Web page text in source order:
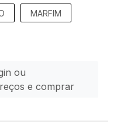
MARFIM
ou
e comprar